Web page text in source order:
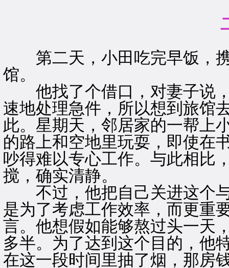
第二天，小田吃完早饭，携
馆。
他找了个借口，对妻子说，
速地处理急件，所以想到旅馆
此。星期天，邻居家的一帮上
的路上和空地里玩耍，即使在
吵得难以专心工作。与此相比
搅，确实清静。
不过，他把自己关进这个与
是为了考虑工作效率，而更重
言。他想假如能够熬过头一天
多半。为了达到这个目的，他
在这一段时间里抽了烟，那房